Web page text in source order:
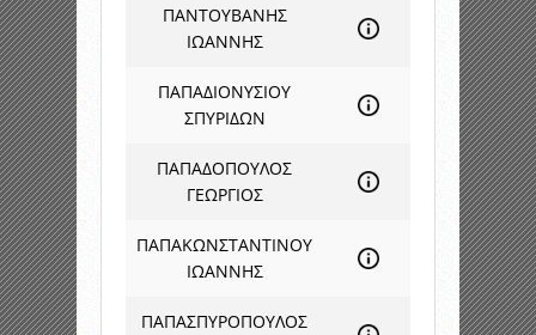
ΠΑΝΤΟΥΒΑΝΗΣ
ΙΩΑΝΝΗΣ
ΠΑΠΑΔΙΟΝΥΣΙΟΥ
ΣΠΥΡΙΔΩΝ
ΠΑΠΑΔΟΠΟΥΛΟΣ
ΓΕΩΡΓΙΟΣ
ΠΑΠΑΚΩΝΣΤΑΝΤΙΝΟΥ
ΙΩΑΝΝΗΣ
ΠΑΠΑΣΠΥΡΟΠΟΥΛΟΣ